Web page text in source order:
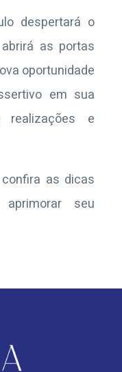
despertará o
as portas
oportunidade
em sua
realizações e
as dicas
seu